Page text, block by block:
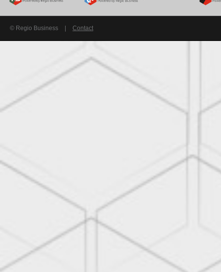
© Regio Business Contact